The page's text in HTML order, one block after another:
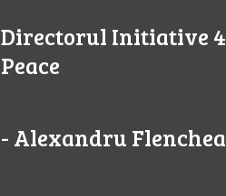
Directorul Initiative 4
Peace
- Alexandru Flenchea